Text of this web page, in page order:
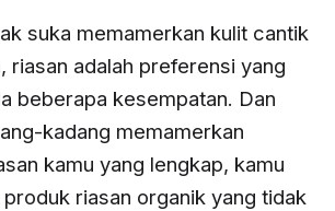
suka memamerkan kulit cantik
riasan adalah preferensi yang
beberapa kesempatan. Dan
kadang memamerkan
kamu yang lengkap, kamu
riasan organik yang tidak